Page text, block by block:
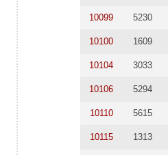
10099 5230
10100 1609
10104 3033
10106 5294
10110 5615
10115 1313